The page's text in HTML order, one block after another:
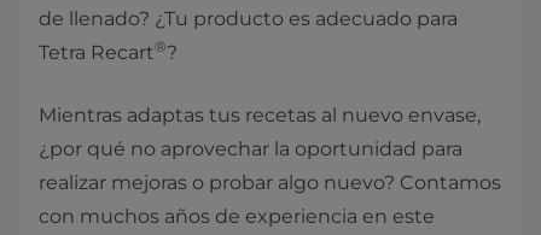
de llenado? ¿Tu producto es adecuado para
Tetra Recart®?
Mientras adaptas tus recetas al nuevo envase,
¿por qué no aprovechar la oportunidad para
realizar mejoras o probar algo nuevo? Contamos
con muchos años de experiencia en este